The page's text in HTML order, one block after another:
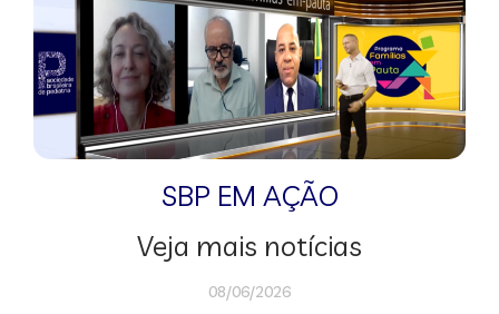
SBP EM AÇÃO
Veja mais notícias
08/06/2026